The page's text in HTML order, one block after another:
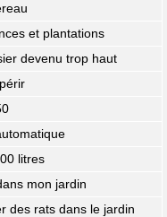
et plantations
devenu trop haut
litres
mon jardin
des rats dans le jardin